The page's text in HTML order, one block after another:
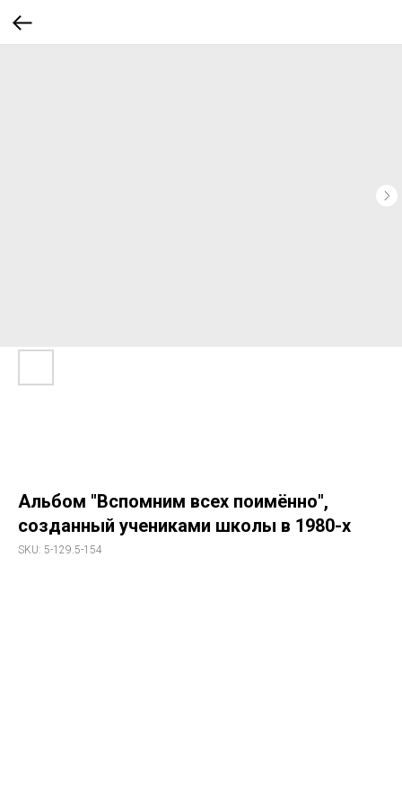
Альбом "Вспомним всех поимённо",
созданный учениками школы в 1980-х
SKU: 5-129.5-154